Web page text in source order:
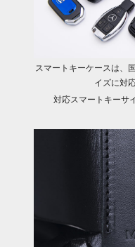
スマートキーケースは、
イズに対
対応スマートキーサ